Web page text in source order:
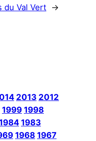
du Val Vert →
2013 2012
1999 1998
1983
1968 1967